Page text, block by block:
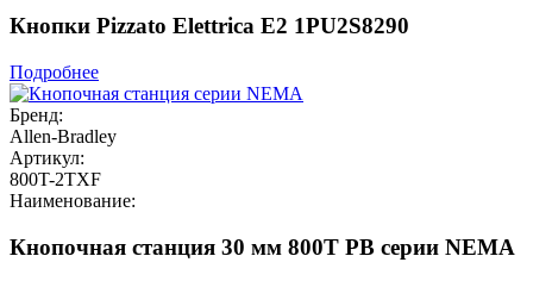
Кнопки Pizzato Elettrica E2 1PU2S8290
Подробнее
Бренд:
Allen-Bradley
Артикул:
800T-2TXF
Наименование:
Кнопочная станция 30 мм 800T PB серии NEMA